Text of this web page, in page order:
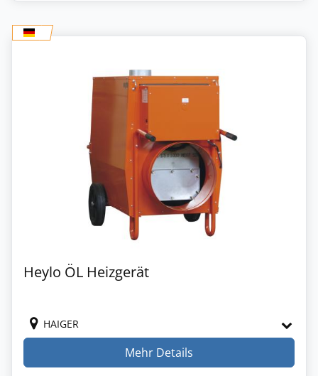
Heylo ÖL Heizgerät
HAIGER
Mehr Details